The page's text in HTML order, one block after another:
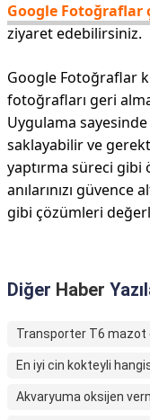
Google Fotoğraflar
ziyaret edebilirsiniz.
Google Fotoğraflar
fotoğrafları geri
Uygulama
saklayabilir ve
yaptırma süreci gibi
anılarınızı
gibi çözümleri
Diğer Haber
Transporter T6 mazot
En iyi cin kokteyli
Akvaryuma oksijen